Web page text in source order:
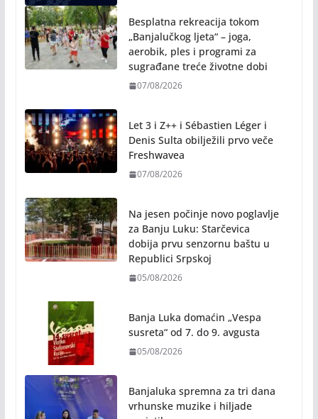
Besplatna rekreacija tokom
„Banjalučkog ljeta“ – joga,
aerobik, ples i programi za
sugrađane treće životne dobi
07/08/2026
Let 3 i Z++ i Sébastien Léger i
Denis Sulta obilježili prvo veče
Freshwavea
07/08/2026
Na jesen počinje novo poglavlje
za Banju Luku: Starčevica
dobija prvu senzornu baštu u
Republici Srpskoj
05/08/2026
Banja Luka domaćin „Vespa
susreta“ od 7. do 9. avgusta
05/08/2026
Banjaluka spremna za tri dana
vrhunske muzike i hiljade